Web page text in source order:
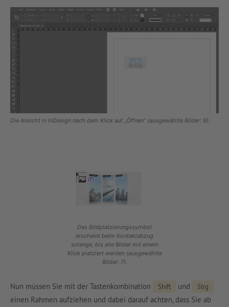
Die Ansicht in InDesign nach dem Klick auf „Öffnen“ (ausgewählte Bilder: 9).
Das Bildplatzierungssymbol
erscheint beim Kontaktabzug
solange, bis alle Bilder mit einem
Klick platziert werden (ausgewählte
Bilder: 7).
Nun müssen Sie mit der Tastenkombination Shift und Strg
einen Rahmen aufziehen und dabei darauf achten, dass Sie ab